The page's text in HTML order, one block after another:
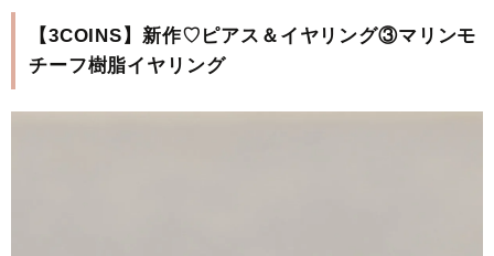
【3COINS】新作♡ピアス＆イヤリング③マリンモ
チーフ樹脂イヤリング